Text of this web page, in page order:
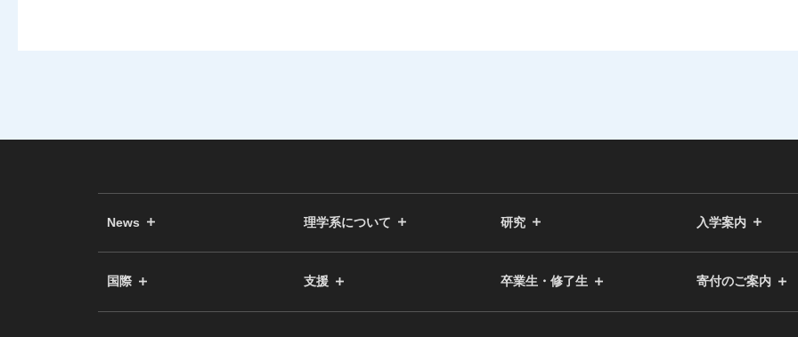
News 理学系について 研究 入学案内
国際 支援 卒業生・修了生 寄付のご案内